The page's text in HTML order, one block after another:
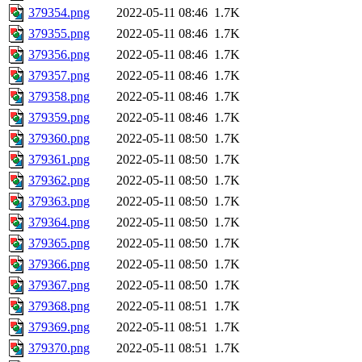
379354.png
2022-05-11 08:46 1.7K
379355.png
2022-05-11 08:46 1.7K
379356.png
2022-05-11 08:46 1.7K
379357.png
2022-05-11 08:46 1.7K
379358.png
2022-05-11 08:46 1.7K
379359.png
2022-05-11 08:46 1.7K
379360.png
2022-05-11 08:50 1.7K
379361.png
2022-05-11 08:50 1.7K
379362.png
2022-05-11 08:50 1.7K
379363.png
2022-05-11 08:50 1.7K
379364.png
2022-05-11 08:50 1.7K
379365.png
2022-05-11 08:50 1.7K
379366.png
2022-05-11 08:50 1.7K
379367.png
2022-05-11 08:50 1.7K
379368.png
2022-05-11 08:51 1.7K
379369.png
2022-05-11 08:51 1.7K
379370.png
2022-05-11 08:51 1.7K